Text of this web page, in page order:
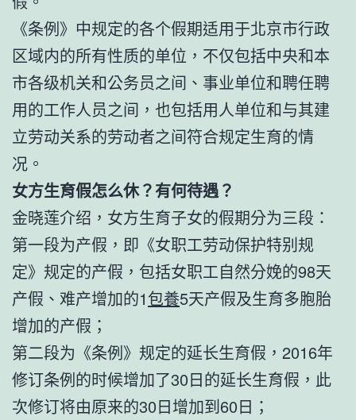
《条例》中规定的各个假期适用于北京市行政
区域内的所有性质的单位，不仅包括中央和本
市各级机关和公务员之间、事业单位和聘任聘
用的工作人员之间，也包括用人单位和与其建
立劳动关系的劳动者之间符合规定生育的情
况。
女方生育假怎么休？有何待遇？
金晓莲介绍，女方生育子女的假期分为三段：
第一段为产假，即《女职工劳动保护特别规
定》规定的产假，包括女职工自然分娩的98天
产假、难产增加的1包養5天产假及生育多胞胎
增加的产假；
第二段为《条例》规定的延长生育假，2016年
修订条例的时候增加了30日的延长生育假，此
次修订将由原来的30日增加到60日；